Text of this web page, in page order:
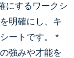
にするワークシ
明確にし、キ
ートです。 *
強みや才能を